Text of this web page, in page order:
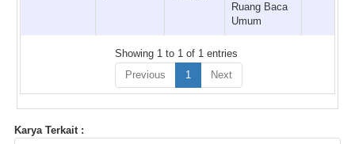
Ruang Baca
Umum
Showing 1 to 1 of 1 entries
Previous
1 Next
Karya Terkait :